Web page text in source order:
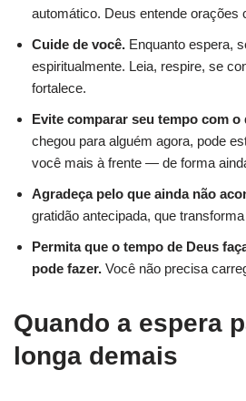
automático. Deus entende orações
Cuide de você. Enquanto espera,
espiritualmente. Leia, respire, se
fortalece.
Evite comparar seu tempo com
chegou para alguém agora, pode
você mais à frente — de forma
Agradeça pelo que ainda não
gratidão antecipada, que
Permita que o tempo de Deus
pode fazer. Você não precisa
Quando a espera
longa demais